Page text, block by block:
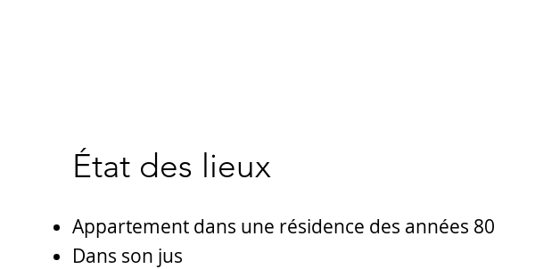
État des lieux
Appartement dans une résidence des années 80
Dans son jus